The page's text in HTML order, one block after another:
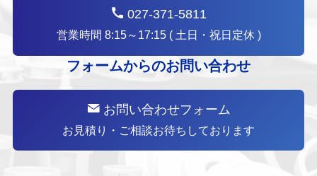
027-371-5811
営業時間 8:15～17:15 ( 土日・祝日定休 )
フォームからのお問い合わせ
お問い合わせフォーム
お見積り・ご相談お待ちしております